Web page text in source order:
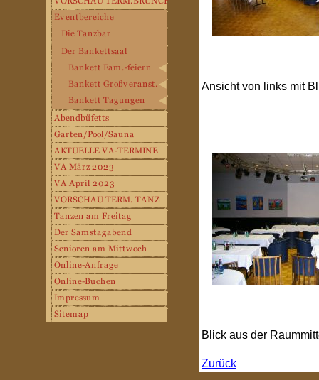
Ansicht von links mit
Blick aus der
Zurück